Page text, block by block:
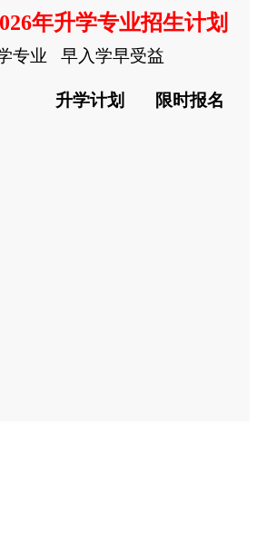
年升学专业招生计划
专业 早入学早受益
升学计划 限时报名